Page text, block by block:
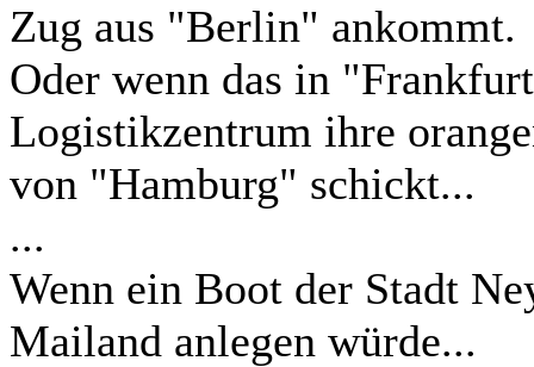
Zug aus "Berlin" ankommt.
Oder wenn das in
Logistikzentrum ihre
von "Hamburg" schickt...
...
Wenn ein Boot der Stadt
Mailand anlegen würde...